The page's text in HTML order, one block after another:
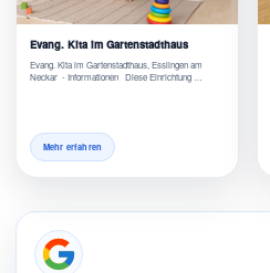
Evang. Kita im Gartenstadthaus
Evang. Kita im Gartenstadthaus, Esslingen am
Neckar - Informationen Diese Einrichtung …
Mehr erfahren